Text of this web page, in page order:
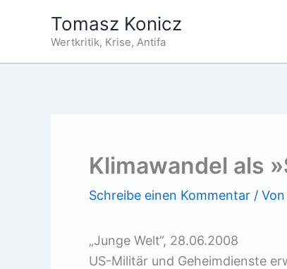
Tomasz Konicz
Wertkritik, Krise, Antifa
Klimawandel als
Schreibe einen Kommentar / Von
„Junge Welt“, 28.06.2008
US-Militär und Geheimdienste